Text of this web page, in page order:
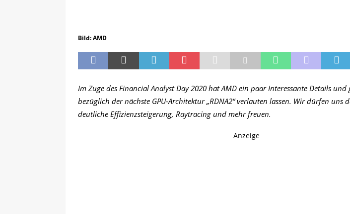
Bild: AMD
Im Zuge des Financial Analyst Day 2020 hat AMD ein paar Interessante Details
bezüglich der nächste GPU-Architektur „RDNA2“ verlauten lassen. Wir dürfen uns
deutliche Effizienzsteigerung, Raytracing und mehr freuen.
Anzeige